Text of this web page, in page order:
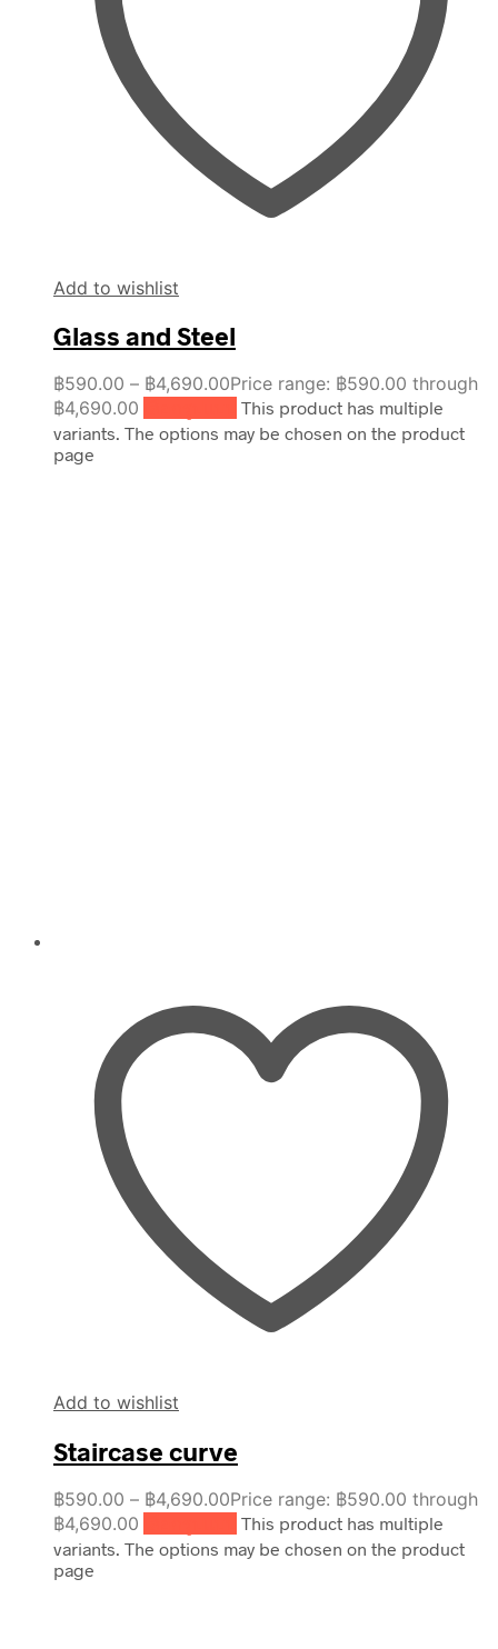
Add to wishlist
Glass and Steel
฿590.00 – ฿4,690.00Price range: ฿590.00 through
฿4,690.00
This product has multiple
variants. The options may be chosen on the product
page
Add to wishlist
Staircase curve
฿590.00 – ฿4,690.00Price range: ฿590.00 through
฿4,690.00
This product has multiple
variants. The options may be chosen on the product
page